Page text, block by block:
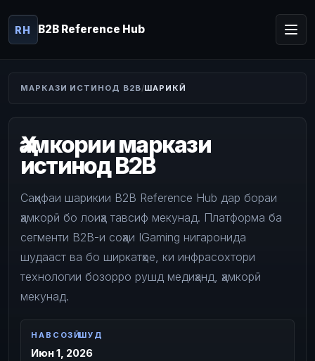
RH B2B Reference Hub
МАРКАЗИ ИСТИНОД B2B ШАРИКӢ
Ҳамкории маркази
истинод B2B
Саҳифаи шарикии B2B Reference Hub дар бораи
ҳамкорӣ бо лоиҳа тавсиф мекунад. Платформа ба
сегменти B2B-и соҳаи IGaming нигаронида
шудааст ва бо ширкатҳое, ки инфрасохтори
технологии бозорро рушд медиҳанд, ҳамкорӣ
мекунад.
НАВСОЗӢ ШУД
Июн 1, 2026